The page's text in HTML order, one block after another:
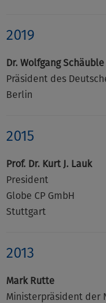
2019
Dr. Wolfgang
Präsident des
Berlin
2015
Prof. Dr. Kurt J. Lauk
President
Globe CP GmbH
Stuttgart
2013
Mark Rutte
Ministerpräsident der